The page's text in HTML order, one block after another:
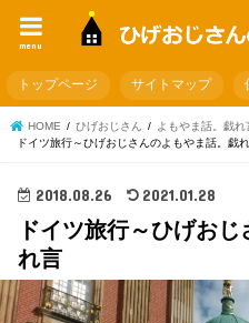
menu
トップページ サイトマップ
HOME ひげおじさん
よもやま話。戯れ
ドイツ旅行～ひげおじさんのよもやま話。戯
2018.08.26 2021.01.28
ドイツ旅行～ひげお
れ言